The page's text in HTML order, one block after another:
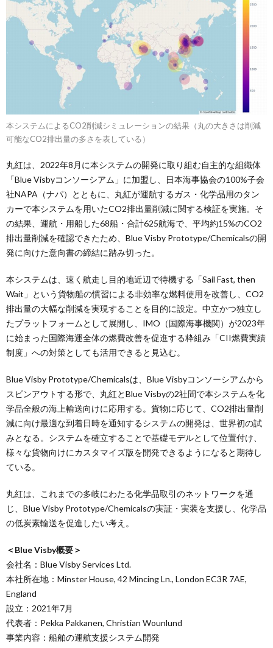
本システムによるCO2削減シミュレーションの結果（丸の大きさは削減
可能なCO2排出量の多さを表している）
丸紅は、2022年8月に本システムの開発に取り組む自主的な組織体
「Blue Visbyコンソーシアム」に加盟し、日本海事協会の100%子会
社NAPA（ナパ）とともに、丸紅が運航するガス・化学品用のタン
カーで本システムを用いたCO2排出量削減に関する検証を実施。そ
の結果、運航・用船した68船・合計625航海で、平均約15%のCO2
排出量削減を確認できたため、Blue Visby Prototype/Chemicalsの開
発に向けた意向書の締結に踏み切った。
本システムは、速く航走し目的地近辺で待機する「Sail Fast, then
Wait」という貨物船の慣習による非効率な燃料使用を改善し、CO2
排出量の大幅な削減を実現することを目的に設定。中立かつ独立し
たプラットフォームとして展開し、IMO（国際海事機関）が2023年
に始まった国際海運全体の燃費改善を促進する枠組み「CII燃費実績
制度」への対策としても活用できると見込む。
Blue Visby Prototype/Chemicalsは、Blue Visbyコンソーシアムから
スピンアウトする形で、丸紅とBlue Visbyの2社間で本システムを化
学品全般の海上輸送向けに応用する。貨物に応じて、CO2排出量削
減に向け最適な到着日時を通知するシステムの開発は、世界初の試
みとなる。システムを確立することで基礎モデルとして位置付け、
様々な貨物向けにカスタマイズ版を開発できるようになると期待し
ている。
丸紅は、これまでの多岐にわたる化学品取引のネットワークを通
じ、Blue Visby Prototype/Chemicalsの実証・実装を支援し、化学品
の低炭素輸送を促進したい考え。
＜Blue Visby概要＞
会社名：Blue Visby Services Ltd.
本社所在地：Minster House, 42 Mincing Ln., London EC3R 7AE,
England
設立：2021年7月
代表者：Pekka Pakkanen, Christian Wounlund
事業内容：船舶の運航支援システム開発